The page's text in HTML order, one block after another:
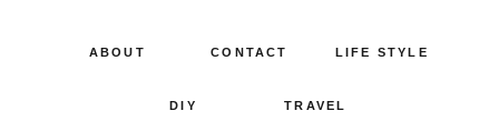
ABOUT CONTACT LIFE STYLE
DIY TRAVEL